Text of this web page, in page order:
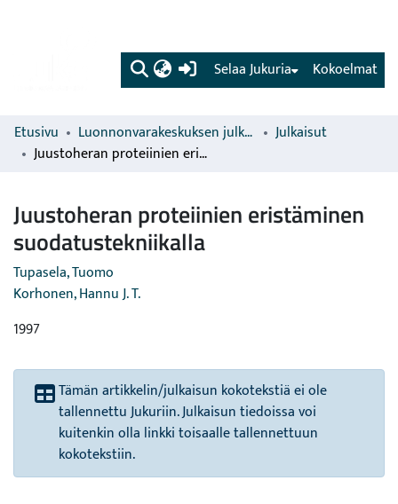
(current) Kokoelmat
Selaa Jukuria
Etusivu Luonnonvarakeskuksen julkaisut
Julkaisut
Juustoheran proteiinien eristäminen suodatustekniikalla
Juustoheran proteiinien eristäminen
suodatustekniikalla
Tupasela, Tuomo
Korhonen, Hannu J. T.
1997
Tämän artikkelin/julkaisun kokotekstiä ei ole
tallennettu Jukuriin. Julkaisun tiedoissa voi
kuitenkin olla linkki toisaalle tallennettuun
kokotekstiin.